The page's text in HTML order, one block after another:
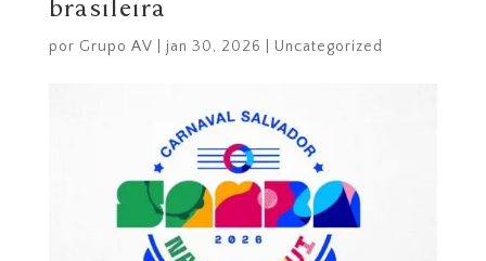
por Grupo AV jan 30, 2026 Uncategorized